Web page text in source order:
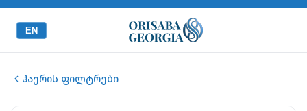
EN
ჰაერის ფილტრები